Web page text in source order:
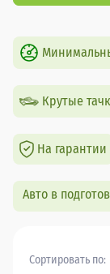
Крутые
На гарантии
Авто в
Сортировать по: